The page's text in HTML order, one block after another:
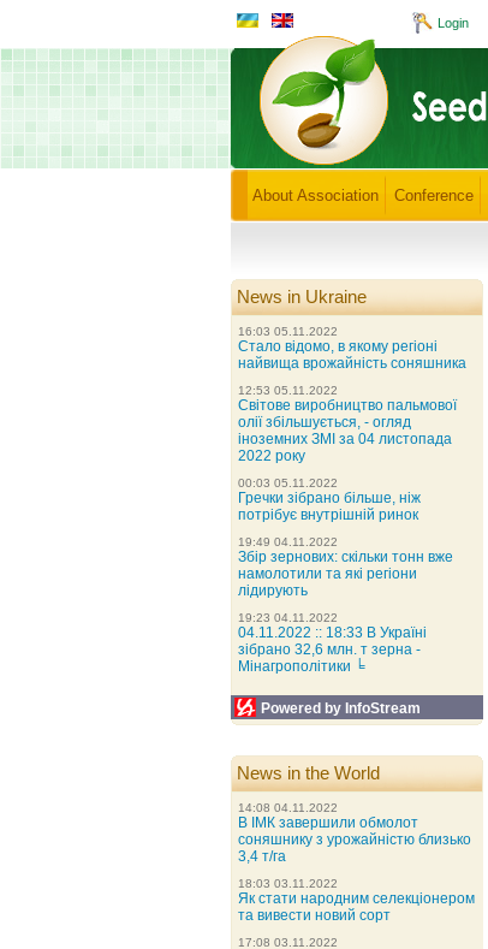
Login
About Association Conference
News in Ukraine
16:03 05.11.2022
Стало відомо, в якому регіоні
найвища врожайність соняшника
12:53 05.11.2022
Світове виробництво пальмової
олії збільшується, - огляд
іноземних ЗМІ за 04 листопада
2022 року
00:03 05.11.2022
Гречки зібрано більше, ніж
потрібує внутрішній ринок
19:49 04.11.2022
Збір зернових: скільки тонн вже
намолотили та які регіони
лідирують
19:23 04.11.2022
04.11.2022 :: 18:33 В Україні
зібрано 32,6 млн. т зерна -
Мінагрополітики ╘
Powered by InfoStream
News in the World
14:08 04.11.2022
В ІМК завершили обмолот
соняшнику з урожайністю близько
3,4 т/га
18:03 03.11.2022
Як стати народним селекціонером
та вивести новий сорт
17:08 03.11.2022